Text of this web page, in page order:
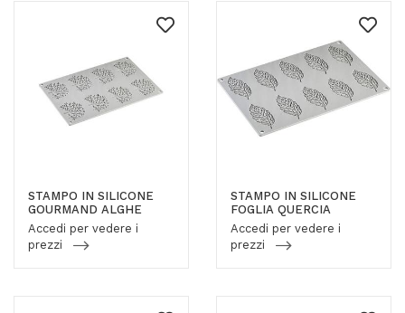
STAMPO IN SILICONE
GOURMAND ALGHE
Accedi per vedere i
prezzi
STAMPO IN SILICONE
FOGLIA QUERCIA
Accedi per vedere i
prezzi